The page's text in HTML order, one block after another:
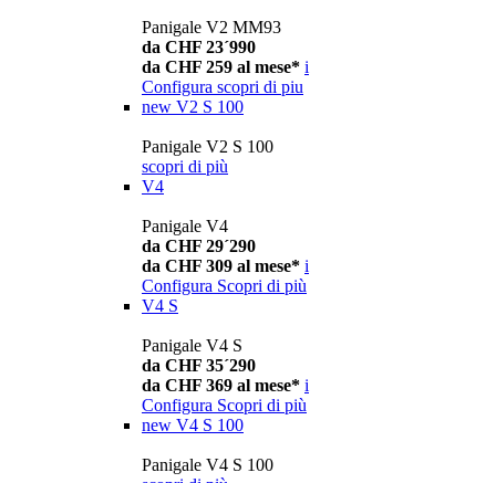
Panigale V2 MM93
da CHF 23´990
da CHF 259 al mese* i
Configura scopri di piu
new V2 S 100
Panigale V2 S 100
scopri di più
V4
Panigale V4
da CHF 29´290
da CHF 309 al mese* i
Configura Scopri di più
V4 S
Panigale V4 S
da CHF 35´290
da CHF 369 al mese* i
Configura Scopri di più
new V4 S 100
Panigale V4 S 100